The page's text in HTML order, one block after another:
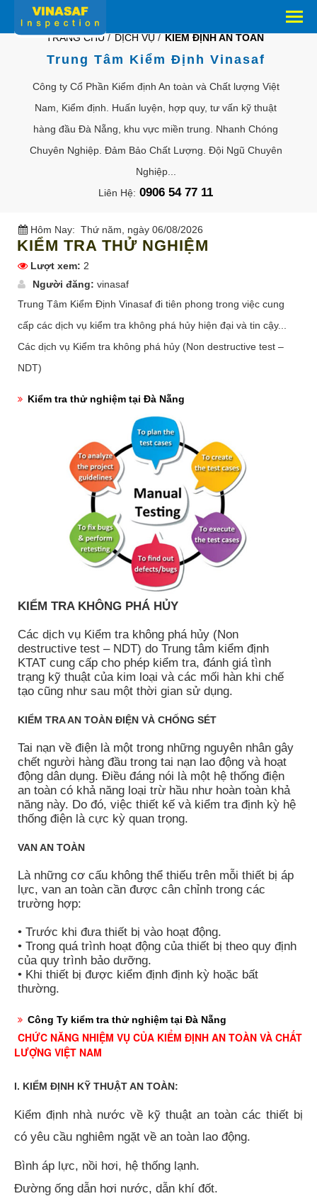
TRANG CHỦ / DỊCH VỤ / KIỂM ĐỊNH AN TOÀN
Trung Tâm Kiểm Định Vinasaf
Công ty Cổ Phần Kiểm định An toàn và Chất lượng Việt
Nam, Kiểm định. Huấn luyện, hợp quy, tư vấn kỹ thuật
hàng đầu Đà Nẵng, khu vực miền trung. Nhanh Chóng
Chuyên Nghiệp. Đảm Bảo Chất Lượng. Đội Ngũ Chuyên
Nghiệp...
Liên Hệ: 0906 54 77 11
Hôm Nay: Thứ năm, ngày 06/08/2026
KIỂM TRA THỬ NGHIỆM
Lượt xem: 2
Người đăng: vinasaf
Trung Tâm Kiểm Định Vinasaf đi tiên phong trong việc cung
cấp các dịch vụ kiểm tra không phá hủy hiện đại và tin cậy...
Các dịch vụ Kiểm tra không phá hủy (Non destructive test –
NDT)
Kiểm tra thử nghiệm tại Đà Nẵng
KIỂM TRA KHÔNG PHÁ HỦY
Các dịch vụ Kiểm tra không phá hủy (Non
destructive test – NDT) do Trung tâm kiểm định
KTAT cung cấp cho phép kiểm tra, đánh giá tình
trạng kỹ thuật của kim loại và các mối hàn khi chế
tạo cũng như sau một thời gian sử dụng.
KIỂM TRA AN TOÀN ĐIỆN VÀ CHỐNG SÉT
Tai nạn về điện là một trong những nguyên nhân gây
chết người hàng đầu trong tai nạn lao động và hoạt
động dân dụng. Điều đáng nói là một hệ thống điện
an toàn có khả năng loại trừ hầu như hoàn toàn khả
năng này. Do đó, việc thiết kế và kiểm tra định kỳ hệ
thống điện là cực kỳ quan trọng.
VAN AN TOÀN
Là những cơ cấu không thể thiếu trên mỗi thiết bị áp
lực, van an toàn cần được cân chỉnh trong các
trường hợp:
• Trước khi đưa thiết bị vào hoạt động.
• Trong quá trình hoạt động của thiết bị theo quy định
của quy trình bảo dưỡng.
• Khi thiết bị được kiểm định định kỳ hoặc bất
thường.
Công Ty kiểm tra thử nghiệm tại Đà Nẵng
CHỨC NĂNG NHIỆM VỤ CỦA KIỂM ĐỊNH AN TOÀN VÀ CHẤT
LƯỢNG VIỆT NAM
I. KIỂM ĐỊNH KỸ THUẬT AN TOÀN:
Kiểm định nhà nước về kỹ thuật an toàn các thiết bị
có yêu cầu nghiêm ngặt về an toàn lao động.
Bình áp lực, nồi hơi, hệ thống lạnh.
Đường ống dẫn hơi nước, dẫn khí đốt.